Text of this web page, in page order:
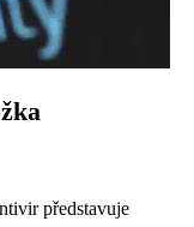
představuje